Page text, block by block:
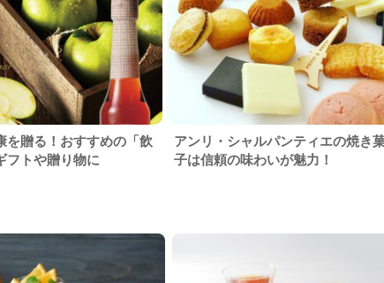
を贈る！おすすめの「飲
フトや贈り物に
アンリ・シャルパンティエの焼き
子は信頼の味わいが魅力！